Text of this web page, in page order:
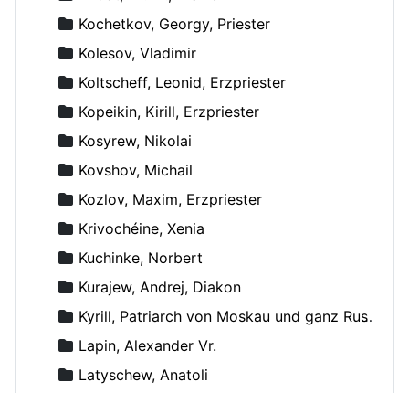
Kochetkov, Georgy, Priester
Kolesov, Vladimir
Koltscheff, Leonid, Erzpriester
Kopeikin, Kirill, Erzpriester
Kosyrew, Nikolai
Kovshov, Michail
Kozlov, Maxim, Erzpriester
Krivochéine, Xenia
Kuchinke, Norbert
Kurajew, Andrej, Diakon
Kyrill, Patriarch von Moskau und ganz Russland
Lapin, Alexander Vr.
Latyschew, Anatoli